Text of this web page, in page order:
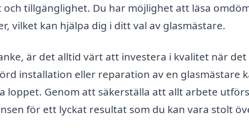
tillgänglighet. Du har möjlighet att läsa
vilket kan hjälpa dig i ditt val av glasmästare.
är det alltid värt att investera i kvalitet när det
installation eller reparation av en glasmästare
loppet. Genom att säkerställa att allt arbete
för ett lyckat resultat som du kan vara stolt